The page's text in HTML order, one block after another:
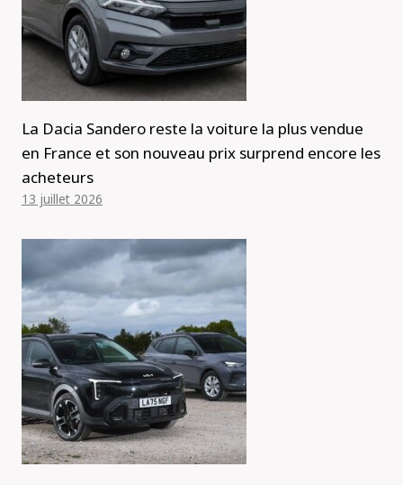
La Dacia Sandero reste la voiture la plus vendue
en France et son nouveau prix surprend encore les
acheteurs
13 juillet 2026